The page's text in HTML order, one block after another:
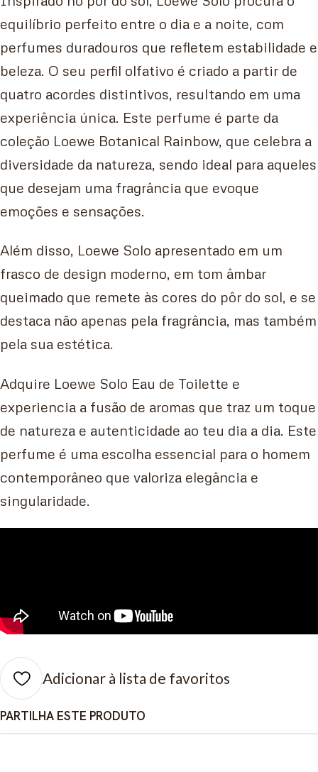
equilíbrio perfeito entre o dia e a noite, com
perfumes duradouros que refletem estabilidade e
beleza. O seu perfil olfativo é criado a partir de
quatro acordes distintivos, resultando em uma
experiência única. Este perfume é parte da
coleção Loewe Botanical Rainbow, que celebra a
diversidade da natureza, sendo ideal para aqueles
que desejam uma fragrância que evoque
emoções e sensações.
Além disso, Loewe Solo apresentado em um
frasco de design moderno, em tom âmbar
queimado que remete às cores do pôr do sol, e se
destaca não apenas pela fragrância, mas também
pela sua estética.
Adquire Loewe Solo Eau de Toilette e
experiencia a fusão de aromas que traz um toque
de natureza e autenticidade ao teu dia a dia. Este
perfume é uma escolha essencial para o homem
contemporâneo que valoriza elegância e
singularidade.
Adicionar à lista de favoritos
PARTILHA ESTE PRODUTO